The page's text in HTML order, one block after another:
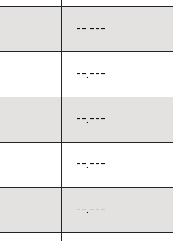
--.---
--.---
--.---
--.---
--.---